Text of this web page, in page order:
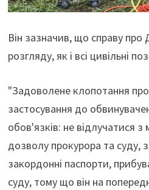
Він зазначив, що справу
розгляду, як і всі цивільні
"Задоволене клопотання
застосування до
обов'язків: не відлучатися
дозволу прокурора та суду,
закордонні паспорти,
суду, тому що він на